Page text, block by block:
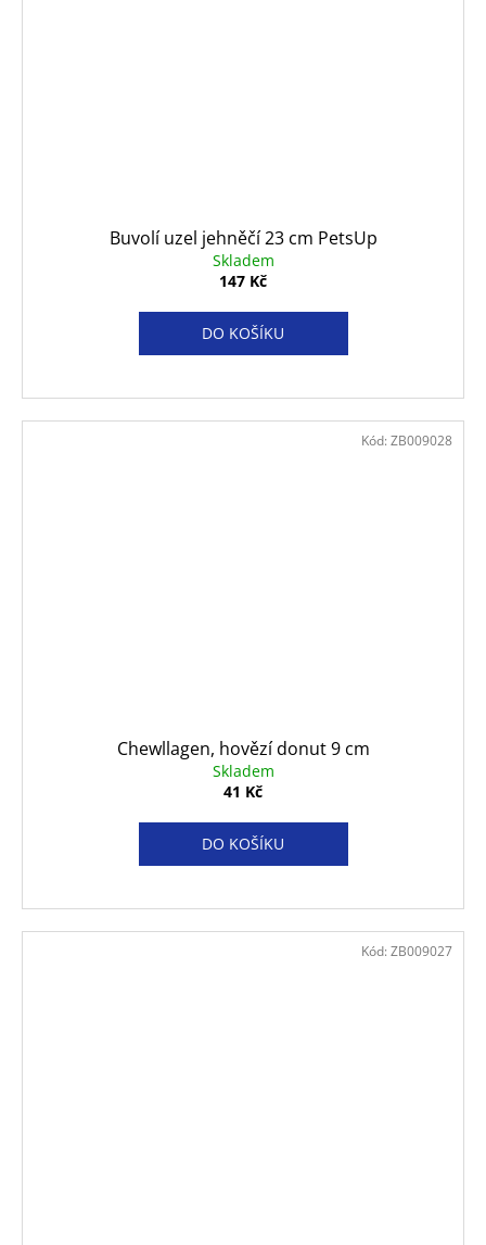
Buvolí uzel jehněčí 23 cm PetsUp
Skladem
147 Kč
DO KOŠÍKU
Chewllagen, hovězí donut 9 cm
Skladem
41 Kč
DO KOŠÍKU
Kód: ZB009028
Kód: ZB009027